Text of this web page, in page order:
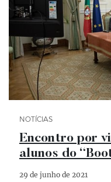
Categoria Notícias
NOTÍCIAS
Encontro por
alunos do
29 de junho de 2021